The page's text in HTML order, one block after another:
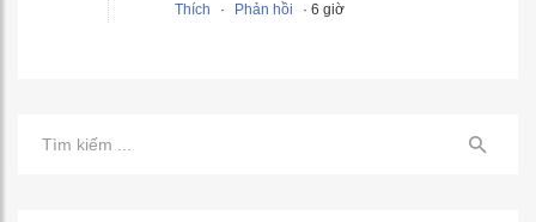
Thích · Phản hồi · 6 giờ